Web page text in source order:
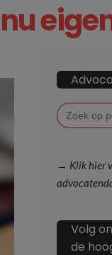
Zoek
naar:
→ Klik hier
Volg
de